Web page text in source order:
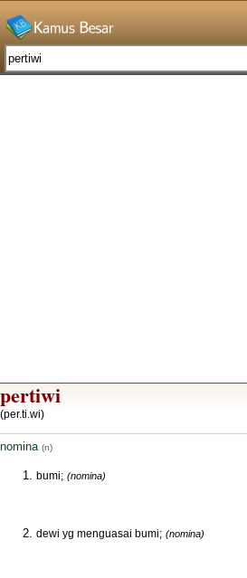
pertiwi
(per.ti.wi)
nomina (n)
bumi; (nomina)
dewi yg menguasai bumi; (nomina)